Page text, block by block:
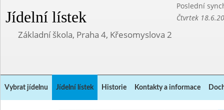
Jídelní lístek
Poslední
Čtvrtek
Základní škola, Praha 4, Křesomyslova 2
Vybrat jídelnu Jídelní lístek Historie Kontakty a informace